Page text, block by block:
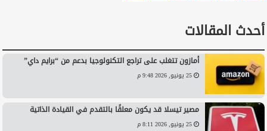
أحدث المقالات
أمازون تتغلب على تراجع التكنولوجيا بدعم من “برايم داي”
25 يونيو, 2026 9:48 م
مصير تيسلا قد يكون معلقًا بالتقدم في القيادة الذاتية
25 يونيو, 2026 8:11 م